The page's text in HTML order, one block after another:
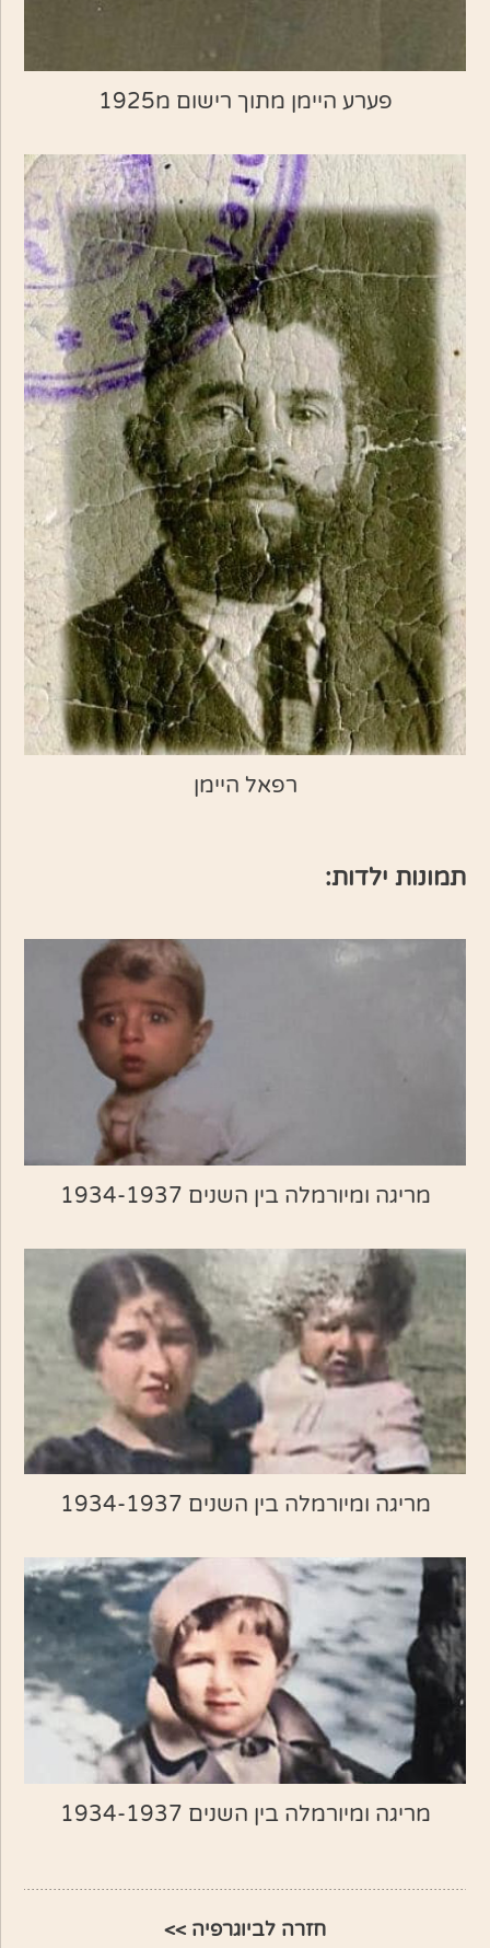
פערע היימן מתוך רישום מ1925
רפאל היימן
תמונות ילדות:
מריגה ומיורמלה בין השנים 1934-1937
מריגה ומיורמלה בין השנים 1934-1937
מריגה ומיורמלה בין השנים 1934-1937
חזרה לביוגרפיה >>